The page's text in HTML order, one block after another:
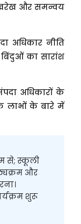
और समन्वय
अधिकार नीति
का सारांश
अधिकारों के
लाभों के बारे में
से; स्कूली
और
शुरू